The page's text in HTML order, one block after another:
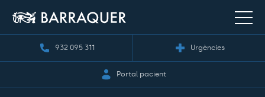
932 095 311 Urgències
Portal pacient